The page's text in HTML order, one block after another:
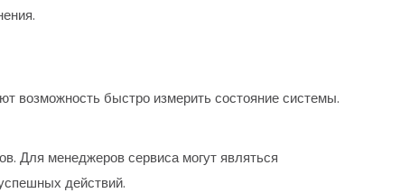
возможность быстро измерить состояние системы.
Для менеджеров сервиса могут являться
действий.